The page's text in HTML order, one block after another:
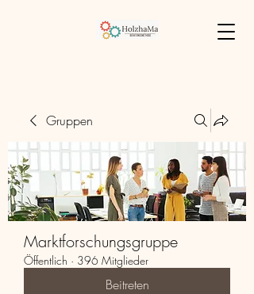
Gruppen
Marktforschungsgruppe
Öffentlich · 396 Mitglieder
Beitreten